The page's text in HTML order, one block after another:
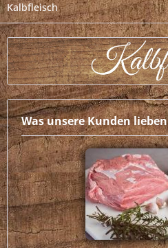
Kalbfleisch
Was unsere Kunden lieben